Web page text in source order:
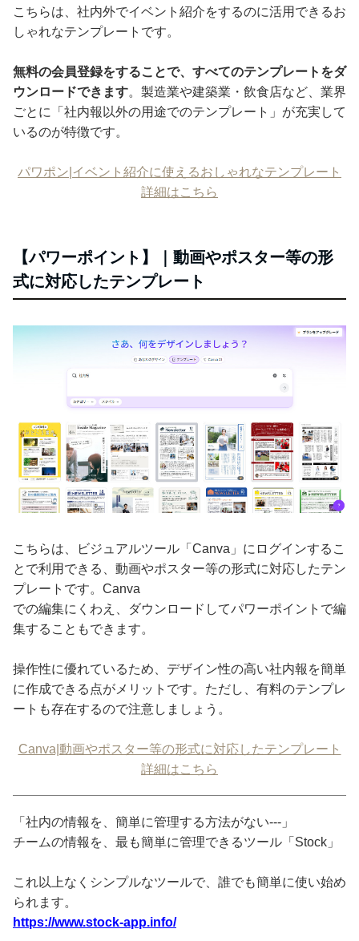
こちらは、社内外でイベント紹介をするのに活用できるお
しゃれなテンプレートです。
無料の会員登録をすることで、すべてのテンプレートをダ
ウンロードできます。製造業や建築業・飲食店など、業界
ごとに「社内報以外の用途でのテンプレート」が充実して
いるのが特徴です。
パワポン|イベント紹介に使えるおしゃれなテンプレート
詳細はこちら
【パワーポイント】｜動画やポスター等の形
式に対応したテンプレート
こちらは、ビジュアルツール「Canva」にログインするこ
とで利用できる、動画やポスター等の形式に対応したテン
プレートです。Canva
での編集にくわえ、ダウンロードしてパワーポイントで編
集することもできます。
操作性に優れているため、デザイン性の高い社内報を簡単
に作成できる点がメリットです。ただし、有料のテンプレ
ートも存在するので注意しましょう。
Canva|動画やポスター等の形式に対応したテンプレート
詳細はこちら
「社内の情報を、簡単に管理する方法がない---」
チームの情報を、最も簡単に管理できるツール「Stock」
これ以上なくシンプルなツールで、誰でも簡単に使い始め
られます。
https://www.stock-app.info/